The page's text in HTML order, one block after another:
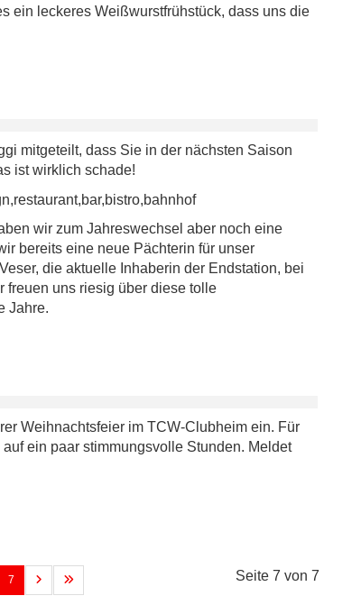
ein leckeres Weißwurstfrühstück, dass uns die
mitgeteilt, dass Sie in der nächsten Saison
ist wirklich schade!
wir zum Jahreswechsel aber noch eine
bereits eine neue Pächterin für unser
die aktuelle Inhaberin der Endstation, bei
freuen uns riesig über diese tolle
Jahre.
Weihnachtsfeier im TCW-Clubheim ein. Für
ein paar stimmungsvolle Stunden. Meldet
Seite 7 von 7
7